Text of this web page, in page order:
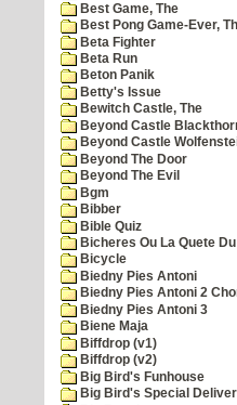
Best Game, The
Best Pong Game-Ever,
Beta Fighter
Beta Run
Beton Panik
Betty's Issue
Bewitch Castle, The
Beyond Castle
Beyond Castle
Beyond The Door
Beyond The Evil
Bgm
Bibber
Bible Quiz
Bicheres Ou La Quete
Bicycle
Biedny Pies Antoni
Biedny Pies Antoni 2
Biedny Pies Antoni 3
Biene Maja
Biffdrop (v1)
Biffdrop (v2)
Big Bird's Funhouse
Big Bird's Special